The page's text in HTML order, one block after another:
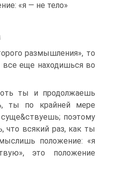
«я — не тело»
размышления», то
все еще находишься во
ты и продолжаешь
ты по крайней мере
поэтому
что всякий раз, как ты
положение: «я
это положение